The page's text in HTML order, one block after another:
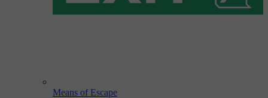
Means of Escape